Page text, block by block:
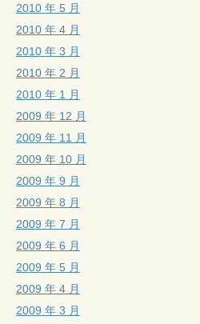
2010 年 5 月
2010 年 4 月
2010 年 3 月
2010 年 2 月
2010 年 1 月
2009 年 12 月
2009 年 11 月
2009 年 10 月
2009 年 9 月
2009 年 8 月
2009 年 7 月
2009 年 6 月
2009 年 5 月
2009 年 4 月
2009 年 3 月